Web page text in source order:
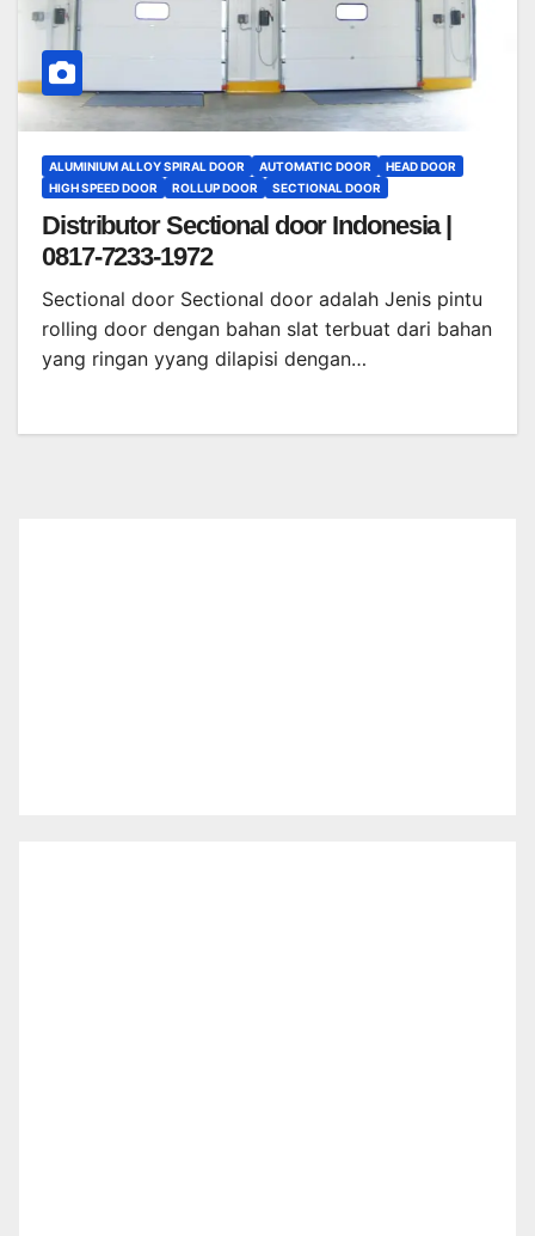
ALUMINIUM ALLOY SPIRAL DOOR AUTOMATIC DOOR
HEAD DOOR
HIGH SPEED DOOR
ROLLUP DOOR SECTIONAL DOOR
Distributor Sectional door Indonesia |
0817-7233-1972
Sectional door Sectional door adalah Jenis pintu
rolling door dengan bahan slat terbuat dari bahan
yang ringan yyang dilapisi dengan…